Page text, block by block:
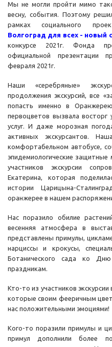
Мы не могли пройти мимо
весну, события. Поэтому
рамках социального
Волгоград для всех - новый
конкурсе 2021г. Фонда
официальной презентации
февраля 2021г.
Наши «серебряные»
продолжения экскурсий, все
попасть именно в
первоцветов вызвала восторг
услуг. И даже морозная
активных экскурсантов.
комфортабельном автобусе,
эпидемиологические
участников экскурсии
Екатерина, которая
истории Царицына-
оранжерее в нашем
Нас поразило обилие
весенняя атмосфера в
представлены примулы,
нарциссы и крокусы,
Ботанического сада ко
праздникам.
Кто-то из участников
которые своим фееричным
нас положительными эмоциями!
Кого-то поразили примулы и
примул дополнили более